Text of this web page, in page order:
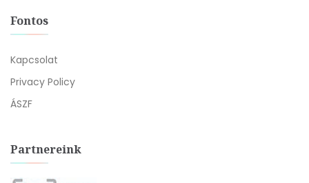
Fontos
Kapcsolat
Privacy Policy
ÁSZF
Partnereink